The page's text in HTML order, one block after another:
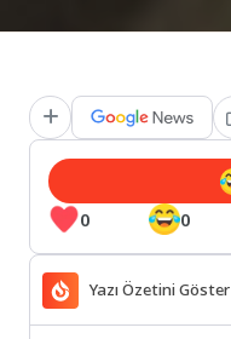
0 0
Yazı Özetini Göster